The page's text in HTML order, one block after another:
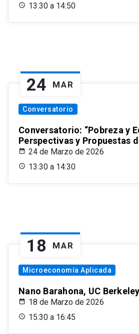
13:30 a 14:50
24 MAR
Conversatorio
Conversatorio: “Pobreza y
Perspectivas y Propuestas
24 de Marzo de 2026
13:30 a 14:30
18 MAR
Microeconomía Aplicada
Nano Barahona, UC Berkeley
18 de Marzo de 2026
15:30 a 16:45